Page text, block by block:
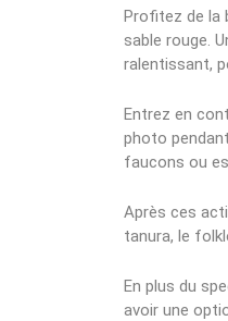
Profitez de la
sable rouge.
ralentissant,
Entrez en
photo
faucons ou
Après ces
tanura, le
En plus du
avoir une